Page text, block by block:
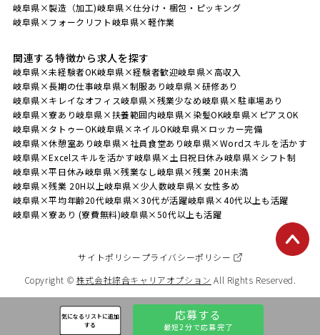
応募する
最短2分で応募完了
気になるリストに追加
する
岐阜県×製造（加工)岐阜県×仕分け・梱包・ピッキング
岐阜県×フォークリフト岐阜県×軽作業
関連する特徴から求人を探す
岐阜県×未経験者OK岐阜県×経験者歓迎岐阜県×高収入
岐阜県×長期の仕事岐阜県×制服あり岐阜県×研修あり
岐阜県×キレイなオフィス岐阜県×残業少なめ岐阜県×駐車場あり
岐阜県×寮あり岐阜県×扶養範囲内岐阜県×染髪OK岐阜県×ピアスOK
岐阜県×タトゥーOK岐阜県×ネイルOK岐阜県×ロッカー完備
岐阜県×休憩室あり岐阜県×社員食堂あり岐阜県×Wordスキルを活かす
岐阜県×Excelスキルを活かす岐阜県×土日祝日休み岐阜県×シフト制
岐阜県×平日休み岐阜県×残業なし岐阜県×残業 20H未満
岐阜県×残業 20H以上岐阜県×少人数岐阜県×女性多め
岐阜県×平均年齢20代岐阜県×30代が活躍岐阜県×40代以上も活躍
岐阜県×寮あり (寮費無料)岐阜県×50代以上も活躍
サイトポリシープライバシーポリシー
Copyright © 株式会社綜合キャリアオプション All Rights Reserved.